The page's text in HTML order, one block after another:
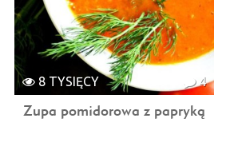
4
8 TYSIĘCY
Zupa pomidorowa z papryką